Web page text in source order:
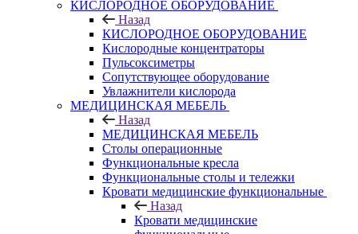
КИСЛОРОДНОЕ ОБОРУДОВАНИЕ
Назад
КИСЛОРОДНОЕ ОБОРУДОВАНИЕ
Кислородные концентраторы
Пульсоксиметры
Сопутствующее оборудование
Увлажнители кислорода
МЕДИЦИНСКАЯ МЕБЕЛЬ
Назад
МЕДИЦИНСКАЯ МЕБЕЛЬ
Столы операционные
Функциональные кресла
Функциональные столы и тележки
Кровати медицинские функциональные
Назад
Кровати медицинские